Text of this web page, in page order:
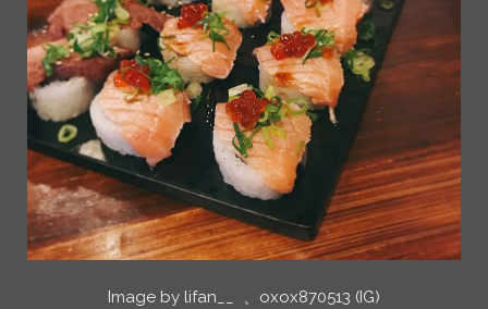
Image by lifan__ 、oxox870513 (IG)